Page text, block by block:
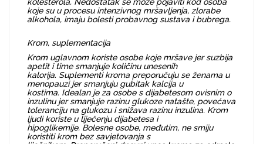
koje su u procesu intenzivnog mršavljenja, zlorabe
alkohola, imaju bolesti probavnog sustava i bubrega.
Krom, suplementacija
Krom uglavnom koriste osobe koje mršave jer suzbija
apetit i time smanjuje količinu unesenih
kalorija. Suplementi kroma preporučuju se ženama u
menopauzi jer smanjuju gubitak kalcija u
kostima. Idealan je za osobe s dijabetesom ovisnim o
inzulinu jer smanjuje razinu glukoze natašte, povećava
toleranciju na glukozu i snižava razinu inzulina. Krom
ljudi koriste u liječenju dijabetesa i
hipoglikemije. Bolesne osobe, međutim, ne smiju
koristiti krom bez savjetovanja s